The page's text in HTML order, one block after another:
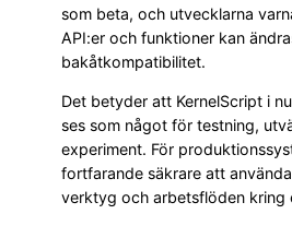
som beta, och utvecklarna
API:er och funktioner kan
bakåtkompatibilitet.
Det betyder att KernelScript i
ses som något för testning,
experiment. För
fortfarande säkrare att
verktyg och arbetsflöden kring